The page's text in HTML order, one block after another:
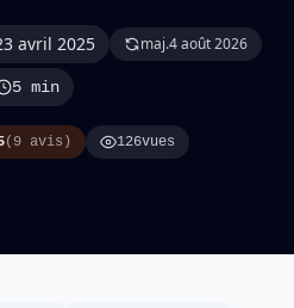
avril 2025 maj.4 août 2026
5 min
(9 avis) 126vues